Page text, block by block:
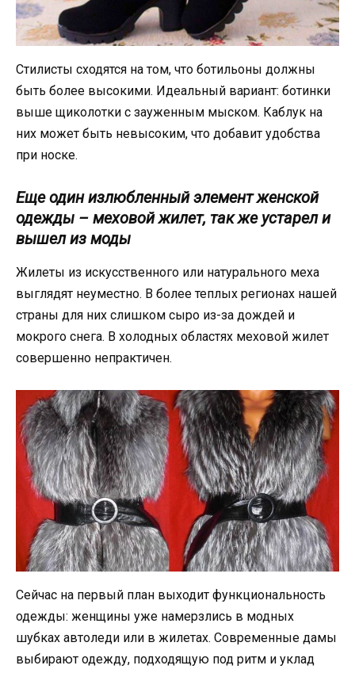
Стилисты сходятся на том, что ботильоны должны
быть более высокими. Идеальный вариант: ботинки
выше щиколотки с зауженным мыском. Каблук на
них может быть невысоким, что добавит удобства
при носке.
Еще один излюбленный элемент женской
одежды – меховой жилет, так же устарел и
вышел из моды
Жилеты из искусственного или натурального меха
выглядят неуместно. В более теплых регионах нашей
страны для них слишком сыро из-за дождей и
мокрого снега. В холодных областях меховой жилет
совершенно непрактичен.
Сейчас на первый план выходит функциональность
одежды: женщины уже намерзлись в модных
шубках автоледи или в жилетах. Современные дамы
выбирают одежду, подходящую под ритм и уклад